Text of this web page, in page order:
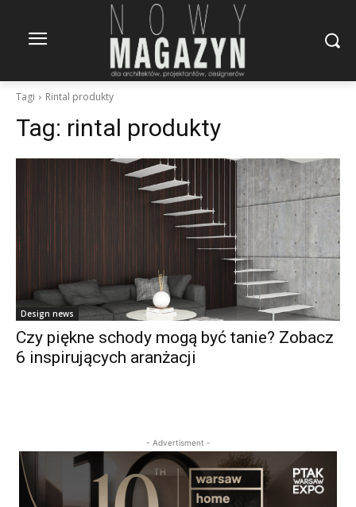
Tagi Rintal produkty
Tag: rintal produkty
Design news
Czy piękne schody mogą być tanie? Zobacz
6 inspirujących aranżacji
- Advertisment -